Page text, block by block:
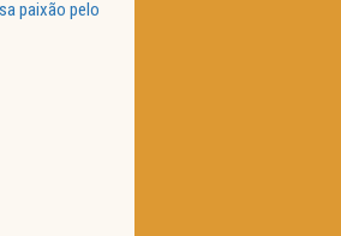
paixão pelo